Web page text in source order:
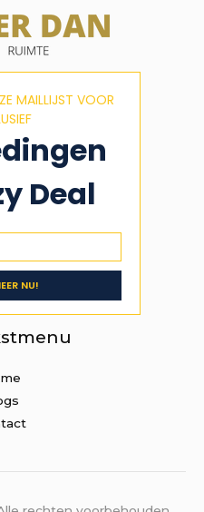
MAILLIJST VOOR
Deal